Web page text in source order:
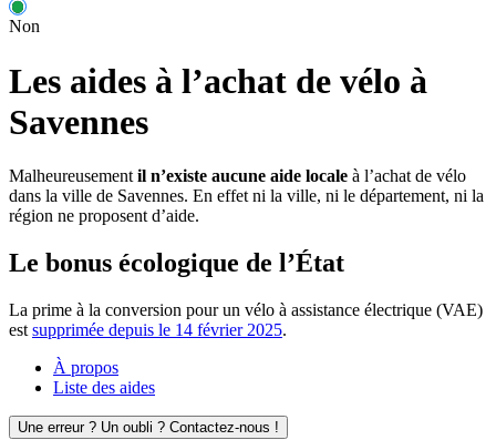
Non
Les aides à l’achat de vélo à
Savennes
Malheureusement il n’existe aucune aide locale à l’achat de vélo
dans la ville de Savennes. En effet ni la ville, ni le département, ni la
région ne proposent d’aide.
Le bonus écologique de l’État
La prime à la conversion pour un vélo à assistance électrique (VAE)
est supprimée depuis le 14 février 2025.
À propos
Liste des aides
Une erreur ? Un oubli ? Contactez-nous !